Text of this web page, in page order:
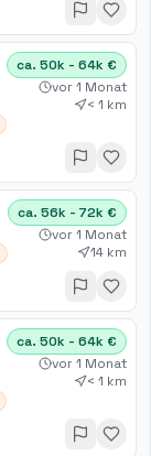
ca. 50k - 64k €
vor 1 Monat
< 1 km
ca. 56k - 72k €
vor 1 Monat
14 km
ca. 50k - 64k €
vor 1 Monat
< 1 km